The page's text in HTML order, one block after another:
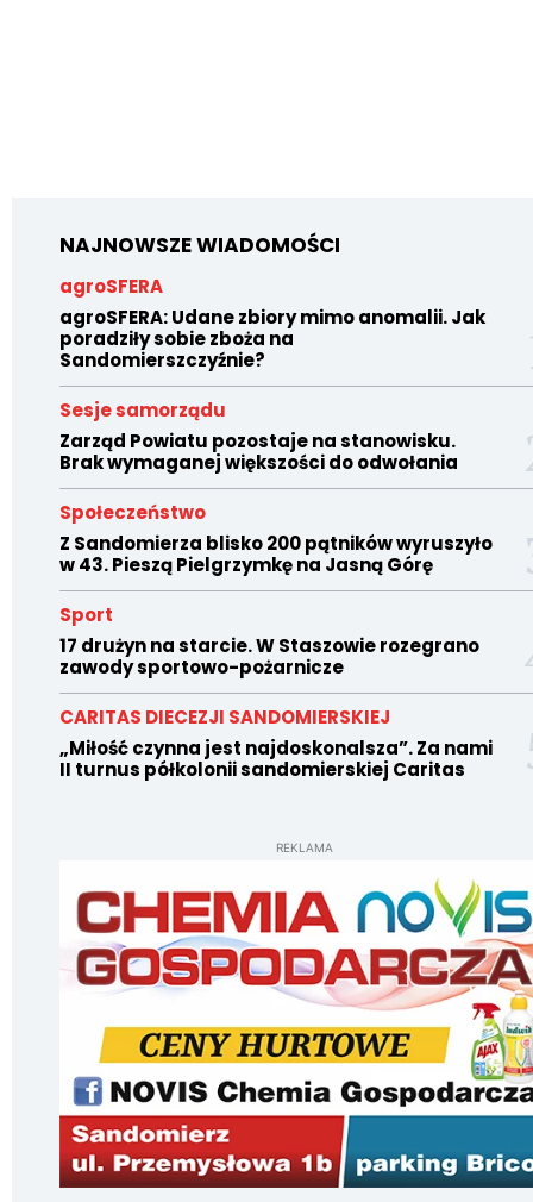
NAJNOWSZE WIADOMOŚCI
agroSFERA
agroSFERA: Udane zbiory mimo anomalii. Jak
poradziły sobie zboża na
Sandomierszczyźnie?
Sesje samorządu
Zarząd Powiatu pozostaje na stanowisku.
Brak wymaganej większości do odwołania
Społeczeństwo
Z Sandomierza blisko 200 pątników wyruszyło
w 43. Pieszą Pielgrzymkę na Jasną Górę
Sport
17 drużyn na starcie. W Staszowie rozegrano
zawody sportowo-pożarnicze
CARITAS DIECEZJI SANDOMIERSKIEJ
„Miłość czynna jest najdoskonalsza”. Za nami
II turnus półkolonii sandomierskiej Caritas
REKLAMA